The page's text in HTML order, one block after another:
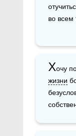
во всем
Хочу
жизни